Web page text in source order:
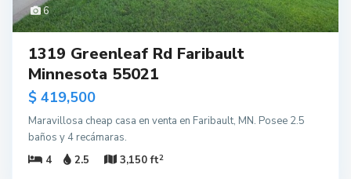
6
1319 Greenleaf Rd Faribault
Minnesota 55021
$ 419,500
Maravillosa cheap casa en venta en Faribault, MN. Posee 2.5
baños y 4 recámaras.
4
2.5 3,150 ft2